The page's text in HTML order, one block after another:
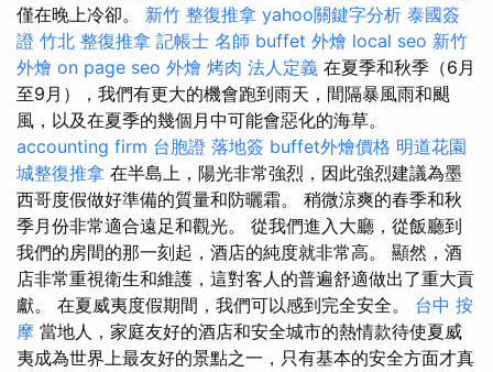
僅在晚上冷卻。 新竹 整復推拿 yahoo關鍵字分析 泰國簽
證 竹北 整復推拿 記帳士 名師 buffet 外燴 local seo 新竹
外燴 on page seo 外燴 烤肉 法人定義 在夏季和秋季（6月
至9月），我們有更大的機會跑到雨天，間隔暴風雨和颶
風，以及在夏季的幾個月中可能會惡化的海草。
accounting firm 台胞證 落地簽 buffet外燴價格 明道花園
城整復推拿 在半島上，陽光非常強烈，因此強烈建議為墨
西哥度假做好準備的質量和防曬霜。 稍微涼爽的春季和秋
季月份非常適合遠足和觀光。 從我們進入大廳，從飯廳到
我們的房間的那一刻起，酒店的純度就非常高。 顯然，酒
店非常重視衛生和維護，這對客人的普遍舒適做出了重大貢
獻。 在夏威夷度假期間，我們可以感到完全安全。 台中 按
摩 當地人，家庭友好的酒店和安全城市的熱情款待使夏威
夷成為世界上最友好的景點之一，只有基本的安全方面才真